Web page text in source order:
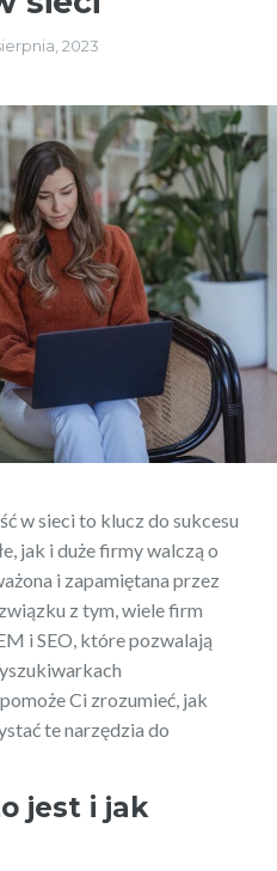
2023
w sieci to klucz do sukcesu
jak i duże firmy walczą o
i zapamiętana przez
z tym, wiele firm
i SEO, które pozwalają
Ci zrozumieć, jak
te narzędzia do
jest i jak